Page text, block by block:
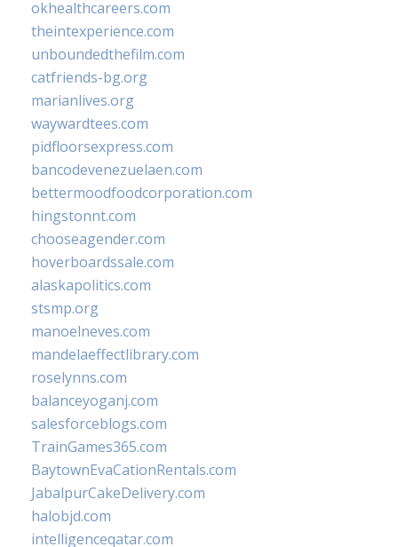
okhealthcareers.com
theintexperience.com
unboundedthefilm.com
catfriends-bg.org
marianlives.org
waywardtees.com
pidfloorsexpress.com
bancodevenezuelaen.com
bettermoodfoodcorporation.com
hingstonnt.com
chooseagender.com
hoverboardssale.com
alaskapolitics.com
stsmp.org
manoelneves.com
mandelaeffectlibrary.com
roselynns.com
balanceyoganj.com
salesforceblogs.com
TrainGames365.com
BaytownEvaCationRentals.com
JabalpurCakeDelivery.com
halobjd.com
intelligenceqatar.com